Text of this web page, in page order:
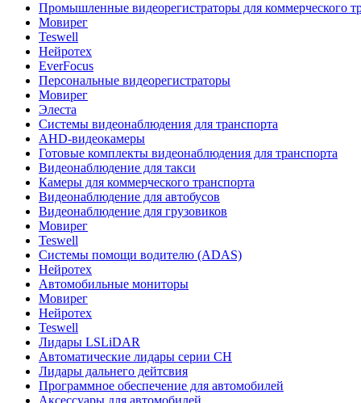
Промышленные видеорегистраторы для коммерческого
Мовирег
Teswell
Нейротех
EverFocus
Персональные видеорегистраторы
Мовирег
Элеста
Системы видеонаблюдения для транспорта
AHD-видеокамеры
Готовые комплекты видеонаблюдения для транспорта
Видеонаблюдение для такси
Камеры для коммерческого транспорта
Видеонаблюдение для автобусов
Видеонаблюдение для грузовиков
Мовирег
Teswell
Системы помощи водителю (ADAS)
Нейротех
Автомобильные мониторы
Мовирег
Нейротех
Teswell
Лидары LSLiDAR
Автоматические лидары серии CH
Лидары дальнего дейтсвия
Программное обеспечение для автомобилей